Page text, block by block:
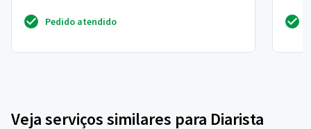
Pedido atendido
Veja serviços similares para Diarista